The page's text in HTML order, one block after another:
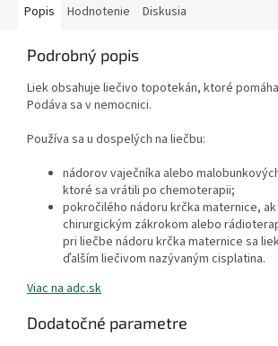
Popis Hodnotenie Diskusia
Podrobný popis
Liek obsahuje liečivo topotekán, ktoré
Podáva sa v nemocnici.
Používa sa u dospelých na liečbu:
nádorov vaječníka alebo
ktoré sa vrátili po chemoterapii;
pokročilého nádoru krčka maternice,
chirurgickým zákrokom alebo
pri liečbe nádoru krčka maternice sa
ďalším liečivom nazývaným cisplatina.
Viac na adc.sk
Dodatočné parametre